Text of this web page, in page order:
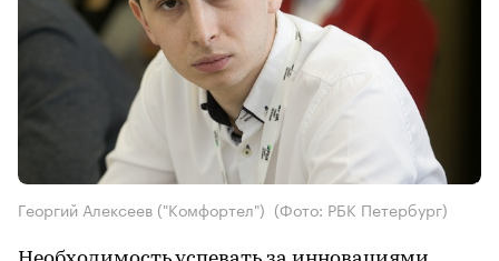
Георгий Алексеев ("Комфортел") (Фото: РБК Петербург)